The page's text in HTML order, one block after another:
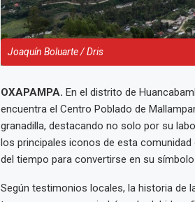
Joaquín Boluarte / Dris
OXAPAMPA. En el distrito de
encuentra el Centro Poblado de
granadilla, destacando no solo por su
los principales iconos de esta
del tiempo para convertirse en su
Según testimonios locales, la historia de